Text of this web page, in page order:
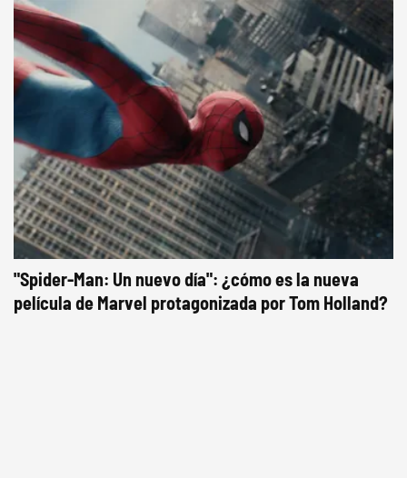
"Spider-Man: Un nuevo día": ¿cómo es la nueva
película de Marvel protagonizada por Tom Holland?